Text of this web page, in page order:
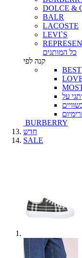
DOLCE &
BALR
LACOSTE
LEVI`S
כל המותגים
קנה לפי
על
BURBERRY
חדש
SALE